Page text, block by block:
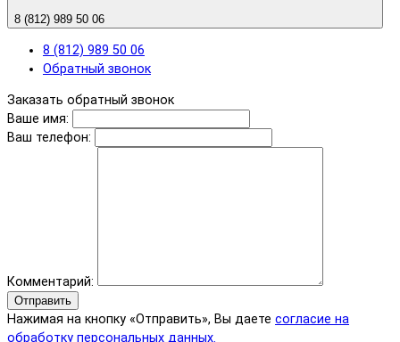
8 (812) 989 50 06
8 (812) 989 50 06
Обратный звонок
Заказать обратный звонок
Ваше имя:
Ваш телефон:
Комментарий:
Отправить
Нажимая на кнопку «Отправить», Вы даете согласие на
обработку персональных данных.